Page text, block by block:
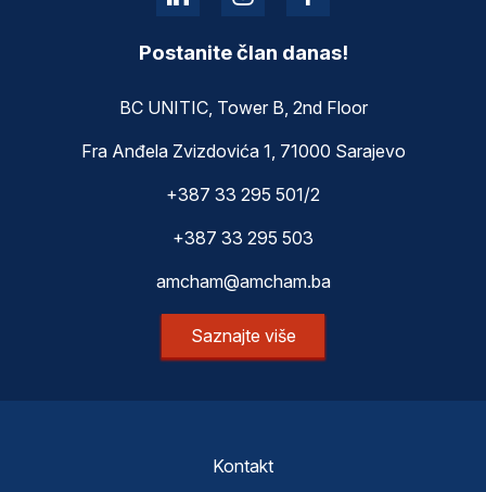
Postanite član danas!
BC UNITIC, Tower B, 2nd Floor
Fra Anđela Zvizdovića 1, 71000 Sarajevo
+387 33 295 501/2
+387 33 295 503
amcham@amcham.ba
Saznajte više
Kontakt